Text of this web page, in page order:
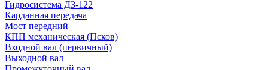
Гидросистема ДЗ-122
Карданная передача
Мост передний
КПП механическая (Псков)
Входной вал (первичный)
Выходной вал